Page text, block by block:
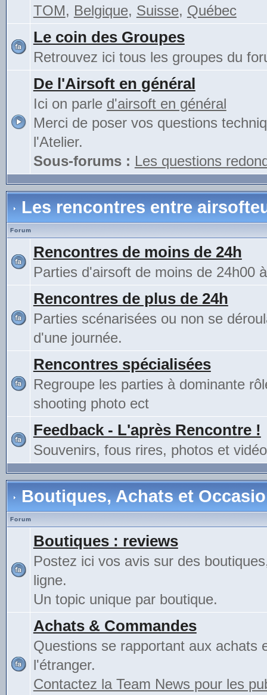
TOM, Belgique, Suisse, Québec
Le coin des Groupes
Retrouvez ici tous les groupes du
De l'Airsoft en général
Ici on parle d'airsoft en général
Merci de poser vos questions
l'Atelier.
Sous-forums : Les questions
Les rencontres entre
Forum
Rencontres de moins de 24h
Parties d'airsoft de moins de 24h00
Rencontres de plus de 24h
Parties scénarisées ou non se
d'une journée.
Rencontres spécialisées
Regroupe les parties à dominante
shooting photo ect
Feedback - L'après Rencontre !
Souvenirs, fous rires, photos et
Boutiques, Achats et
Forum
Boutiques : reviews
Postez ici vos avis sur des
ligne.
Un topic unique par boutique.
Achats & Commandes
Questions se rapportant aux achats
l'étranger.
Contactez la Team News pour les